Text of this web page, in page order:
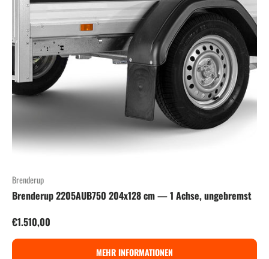
Brenderup
Brenderup 2205AUB750 204x128 cm — 1 Achse, ungebremst
Normaler Preis
€1.510,00
MEHR INFORMATIONEN